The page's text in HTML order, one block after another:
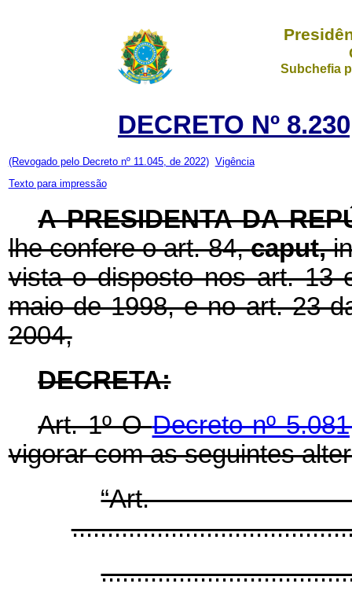
Subchefia
DECRETO Nº
(Revogado pelo Decreto nº 11.045, de 2022) Vigência
Texto para impressão
A PRESIDENTA DA
lhe confere o art. 84,caput,
vista o disposto nos art. 13
maio de 1998, e no art. 23
2004,
DECRETA:
Art. 1º ODecreto nº
vigorar com as seguintes